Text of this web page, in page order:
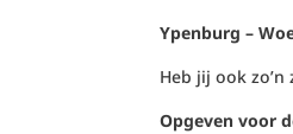
Ypenburg –
Heb jij ook
Opgeven voor